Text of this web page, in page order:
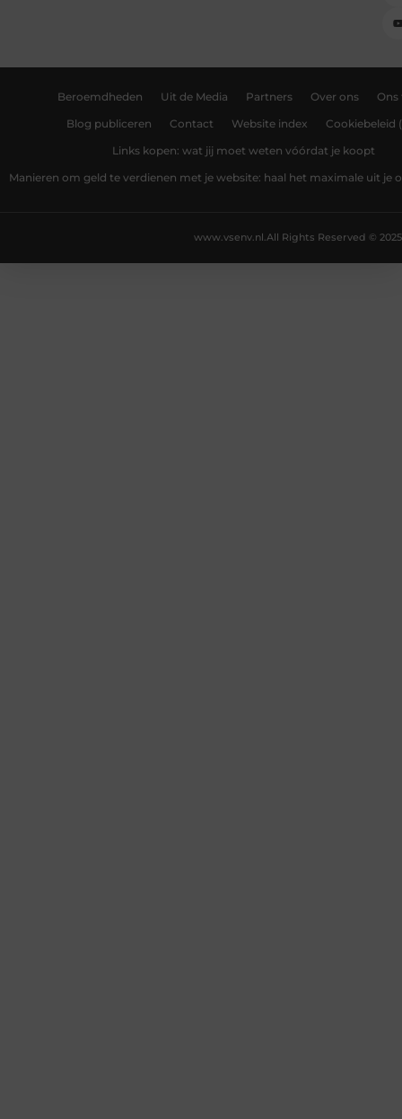
Beroemdheden Uit de Media Partners Over ons Ons
Blog publiceren Contact Website index Cookiebeleid
Links kopen: wat jij moet weten vóórdat je koopt
Manieren om geld te verdienen met je website: haal het maximale uit je
All Rights Reserved © 2025
www.vsenv.nl.